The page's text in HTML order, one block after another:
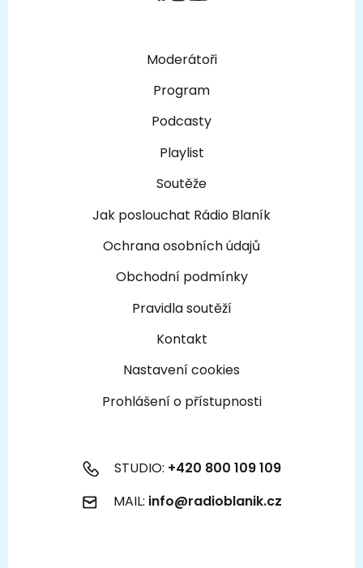
Moderátoři
Program
Podcasty
Playlist
Soutěže
Jak poslouchat Rádio Blaník
Ochrana osobních údajů
Obchodní podmínky
Pravidla soutěží
Kontakt
Nastavení cookies
Prohlášení o přístupnosti
STUDIO: +420 800 109 109
MAIL: info@radioblanik.cz